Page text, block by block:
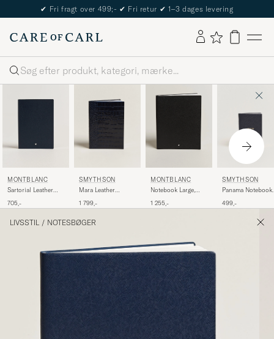
✔ Fri fragt over 499;- ✔ Fri retur ✔ 1–3 dages levering
Søg
MONTBLANC
Sartorial Leather
Lined Blue
705,-
SMYTHSON
Mara Leather
1 799,-
MONTBLANC
Notebook Large,
Lined Black
1 255,-
SMYTHSON
Panama Notebook
499,-
LIVSSTIL / NOTESBØGER